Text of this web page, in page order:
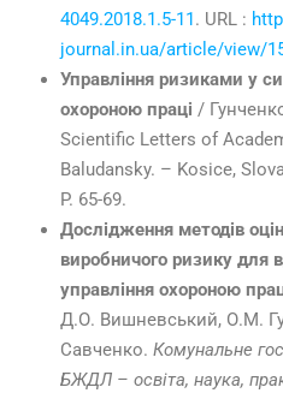
4049.2018.1.5-11. URL :
journal.in.ua/article/view/
Управління ризиками у
охороною праці /
Scientific Letters of
Baludansky. – Kosice,
P. 65-69.
Дослідження методів
виробничого ризику для
управління охороною
Д.О. Вишневський, О.М.
Савченко. Комунальне
БЖДЛ – освіта, наука,